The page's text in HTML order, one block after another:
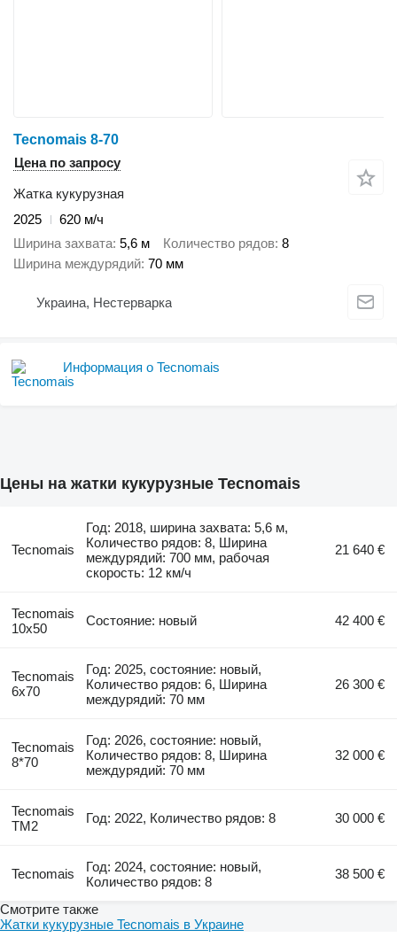
Tecnomais 8-70
Цена по запросу
Жатка кукурузная
2025
620 м/ч
Ширина захвата 5,6 м Количество рядов 8
Ширина междурядий 70 мм
Украина, Нестерварка
Информация о Tecnomais
Цены на жатки кукурузные Tecnomais
Tecnomais
Год: 2018, ширина захвата: 5,6 м,
Количество рядов: 8, Ширина
междурядий: 700 мм, рабочая
скорость: 12 км/ч
21 640 €
Tecnomais
10x50
Состояние: новый 42 400 €
Tecnomais
6x70
Год: 2025, состояние: новый,
Количество рядов: 6, Ширина
междурядий: 70 мм
26 300 €
Tecnomais
8*70
Год: 2026, состояние: новый,
Количество рядов: 8, Ширина
междурядий: 70 мм
32 000 €
Tecnomais
TM2
Год: 2022, Количество рядов: 8 30 000 €
Tecnomais
Год: 2024, состояние: новый,
Количество рядов: 8
38 500 €
Смотрите также
Жатки кукурузные Tecnomais в Украине